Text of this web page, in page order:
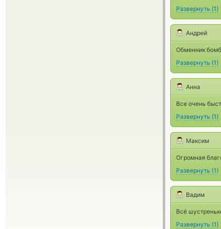
Развернуть (1)
Андрей
Обменник
Развернуть (1)
Анна
Все очень
Развернуть (1)
Максим
Огромная
Развернуть (1)
Вадим
Всё
Развернуть (1)